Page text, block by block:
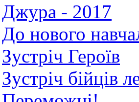
Джура - 2017
До нового
Зустріч Героїв
Зустріч бійців